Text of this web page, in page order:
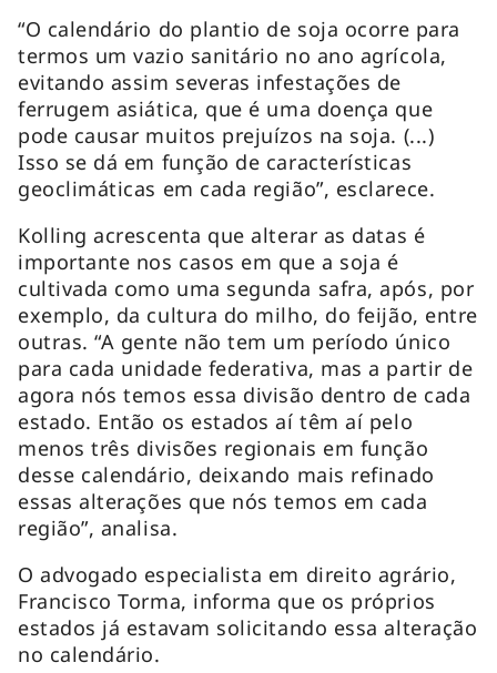
“O calendário do plantio de soja ocorre para
termos um vazio sanitário no ano agrícola,
evitando assim severas infestações de
ferrugem asiática, que é uma doença que
pode causar muitos prejuízos na soja. (...)
Isso se dá em função de características
geoclimáticas em cada região”, esclarece.
Kolling acrescenta que alterar as datas é
importante nos casos em que a soja é
cultivada como uma segunda safra, após, por
exemplo, da cultura do milho, do feijão, entre
outras. “A gente não tem um período único
para cada unidade federativa, mas a partir de
agora nós temos essa divisão dentro de cada
estado. Então os estados aí têm aí pelo
menos três divisões regionais em função
desse calendário, deixando mais refinado
essas alterações que nós temos em cada
região”, analisa.
O advogado especialista em direito agrário,
Francisco Torma, informa que os próprios
estados já estavam solicitando essa alteração
no calendário.